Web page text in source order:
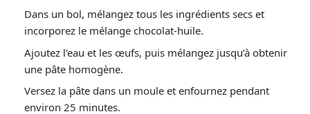
Dans un bol, mélangez tous les ingrédients secs et
incorporez le mélange chocolat-huile.
Ajoutez l’eau et les œufs, puis mélangez jusqu’à obtenir
une pâte homogène.
Versez la pâte dans un moule et enfournez pendant
environ 25 minutes.